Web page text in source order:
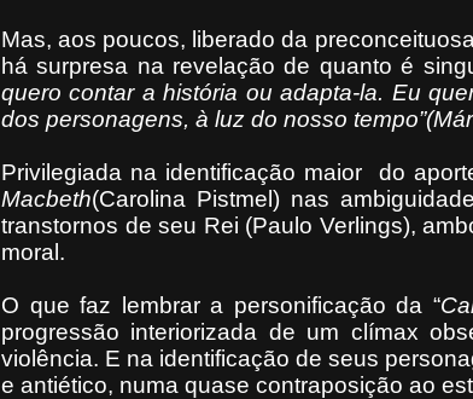
Mas, aos poucos, liberado da
há surpresa na revelação de quanto é
quero contar a história ou adapta-la. Eu
dos personagens, à luz do nosso
Privilegiada na identificação maior do
Macbeth(Carolina Pistmel) nas
transtornos de seu Rei (Paulo Verlings),
moral.
O que faz lembrar a personificação da “
progressão interiorizada de um clímax
violência. E na identificação de seus
e antiético, numa quase contraposição ao